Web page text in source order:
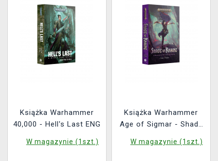
Książka Warhammer
40,000 - Hell's Last ENG
W magazynie (1szt.)
Książka Warhammer
Age of Sigmar - Shade
W magazynie (1szt.)